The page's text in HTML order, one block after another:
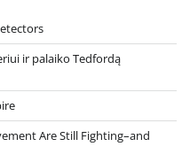
ir palaiko Tedfordą
Are Still Fighting–and